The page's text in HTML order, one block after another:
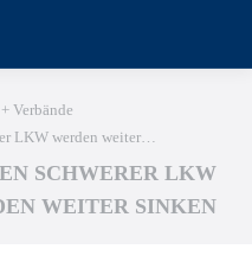
Verbände
LKW werden weiter…
SCHWERER LKW
WEITER SINKEN